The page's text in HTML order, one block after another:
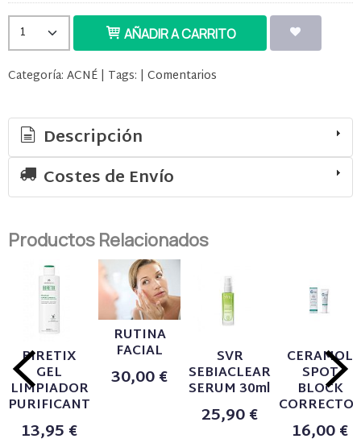
AÑADIR A CARRITO
Categoría: ACNÉ | Tags: | Comentarios
Descripción
Costes de Envío
Productos Relacionados
BIRETIX
GEL
LIMPIADOR
PURIFICANTE...
13,95 €
RUTINA
FACIAL
30,00 €
SVR
SEBIACLEAR
SERUM 30ml
25,90 €
CERAMOL
SPOT
BLOCK
16,00 €